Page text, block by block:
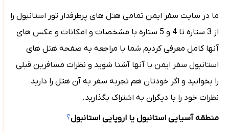
ما در سایت سفر ایمن تمامی هتل های پرطرفدار تور استانبول را
از 3 ستاره تا 4 و 5 ستاره با مشخصات و امکانات و عکس های
آنها کامل معرفی کردیم شما با مراجعه به صفحه هتل های
استانبول سفر ایمن با آنها آشنا شوید و نظرات مسافرین قبلی
را بخوانید و اگر خودتان هم تجربه سفر به آن هتل را دارید
نظرات خود را با دیگران به اشتراک بگذارید.
منطقه آسیایی استانبول یا اروپایی استانبول ؟